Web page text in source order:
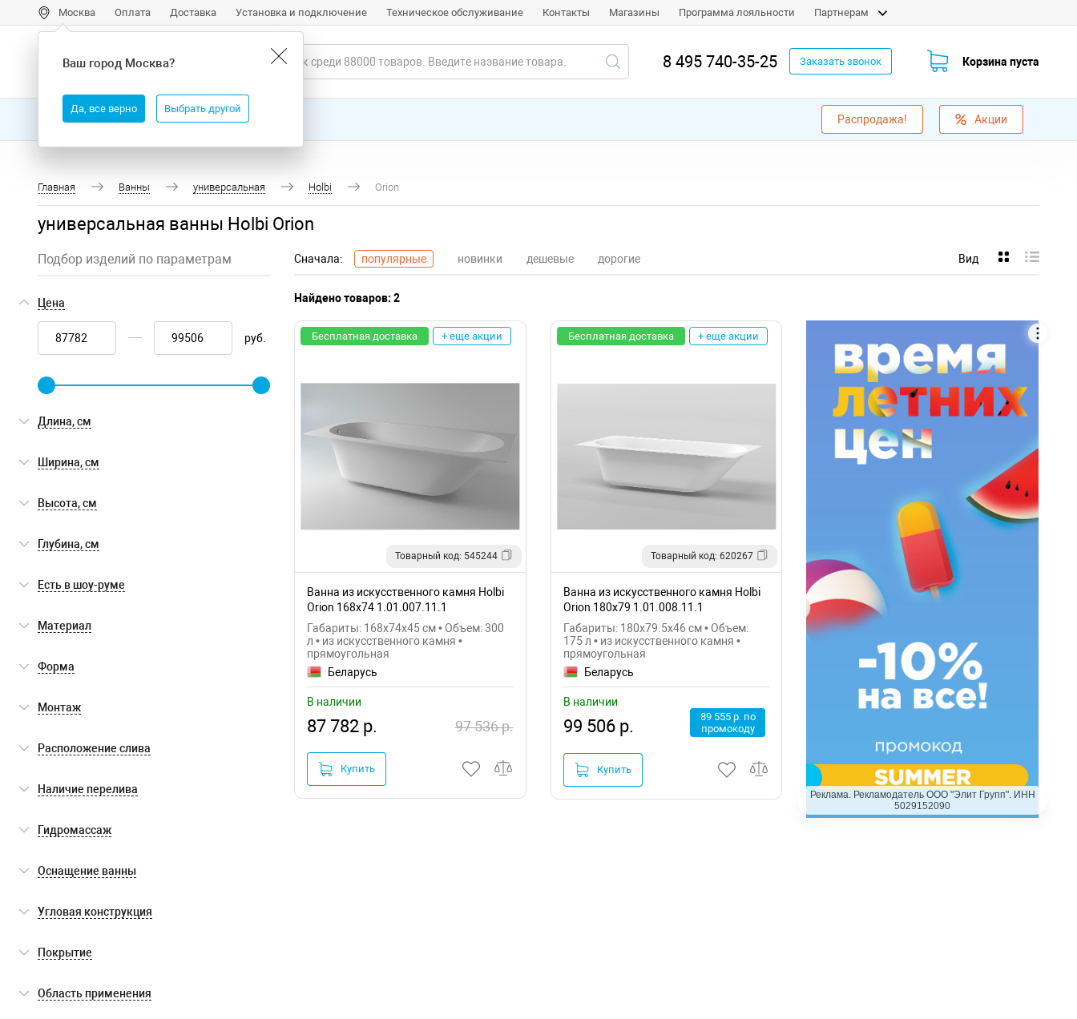
Ваш город Москва?
Да, все верно Выбрать другой
Москва Оплата Доставка Установка и подключение Техническое обслуживание Контакты Магазины Программа лояльности Партнерам
8 495 740-35-25 Заказать звонок Корзина пуста
Все товары Бренды Распродажа! Акции
Главная Ванны универсальная Holbi Orion
универсальная ванны Holbi Orion
Подбор изделий по параметрам
Цена
руб.
Длина, см
Ширина, см
Высота, см
Глубина, см
Есть в шоу-руме
Материал
Форма
Монтаж
Расположение слива
Наличие перелива
Гидромассаж
Оснащение ванны
Угловая конструкция
Покрытие
Область применения
Сначала: популярные новинки дешевые дорогие Вид
Найдено товаров: 2
Бесплатная доставка + еще акции
Товарный код: 545244
Ванна из искусственного камня Holbi
Orion 168x74 1.01.007.11.1
Габариты: 168x74x45 см • Объем: 300
л • из искусственного камня •
прямоугольная
Беларусь
В наличии
87 782 р. 97 536 р.
Купить
Бесплатная доставка + еще акции
Товарный код: 620267
Ванна из искусственного камня Holbi
Orion 180х79 1.01.008.11.1
Габариты: 180x79.5x46 см • Объем:
175 л • из искусственного камня •
прямоугольная
Беларусь
В наличии
99 506 р.
89 555 р. по
промокоду
Купить
Реклама. Рекламодатель ООО "Элит Групп". ИНН
5029152090